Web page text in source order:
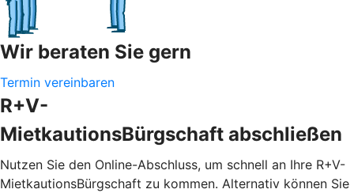
Wir beraten Sie gern
Termin vereinbaren
R+V-
MietkautionsBürgschaft abschließen
Nutzen Sie den Online-Abschluss, um schnell an Ihre R+V-
MietkautionsBürgschaft zu kommen. Alternativ können Sie